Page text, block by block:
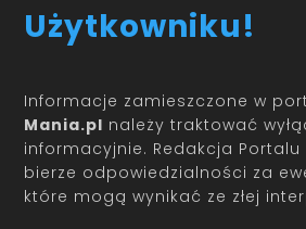
Użytkowniku!
Informacje zamieszczone w
Mania.pl należy traktować
informacyjnie. Redakcja Portalu
bierze odpowiedzialności za
które mogą wynikać ze złej